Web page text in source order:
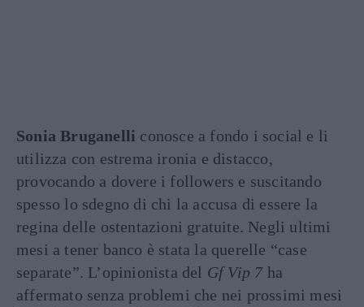
Sonia Bruganelli conosce a fondo i social e li
utilizza con estrema ironia e distacco,
provocando a dovere i followers e suscitando
spesso lo sdegno di chi la accusa di essere la
regina delle ostentazioni gratuite. Negli ultimi
mesi a tener banco è stata la querelle “case
separate”. L’opinionista del Gf Vip 7ha
affermato senza problemi che nei prossimi mesi